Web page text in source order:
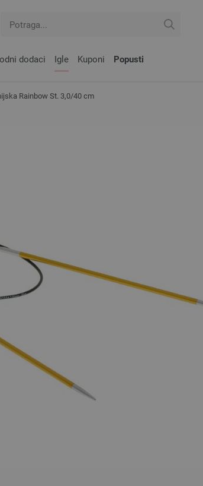
dodaci Igle Kuponi Popusti
Rainbow St. 3,0/40 cm